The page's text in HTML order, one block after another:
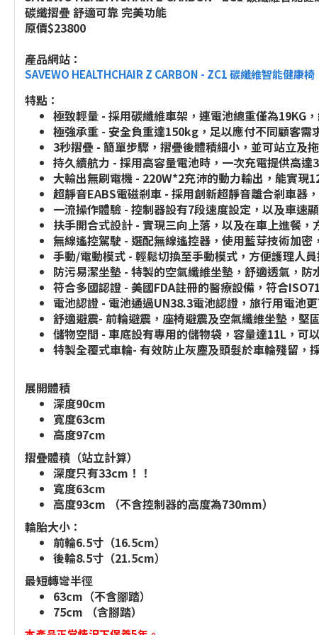
碳纖摺疊 舒適可靠 完美功能
原價$23800
產品網站：
SAVEWO HEALTHCHAIR Z CARBON - ZC1 碳纖維智能健康椅
特點：
極致輕量 - 採用碳纖維車架，連電池總重僅為19KG
極強承重 - 安全負重達150kg，足以應付不同顧客需
3秒摺疊 - 簡單步驟，摺疊後體積細小，並可站立及
持久續航力 - 採用高容量電池時，一次充電提供高達
大輸出無刷電機 - 220W*2充沛的動力輸出，能實現
超靜音EABS電磁剎車 - 採用創新超靜音離合剎車器
一流操作體驗 - 控制器設有7段速度設定，以及車速
扶手開合式設計 - 實現三向上落，以及在車上進餐，
無線遙控駕駛 - 選配無線遙控器，使用藍芽技術加密
手動/電動模式 - 輕鬆切換至手動模式，方便護理人員
防污易潔坐墊 - 特製的空氣纖維坐墊，舒適透氣，防
符合多國認證 - 美國FDA註冊的醫療設備，符合
電池認證 - 電池通過UN38.3電池認證，旅行用電池
舒適避震- 前輪避震，座椅避震及空氣纖維坐墊，堅
儲物空間 - 車底設有專用的儲物袋，容量達11L，可
特製全覆式車輪- 有效防止灰塵及頭髮於車輪殘留，
展開體積
深度90cm
寬度63cm
高度97cm
摺疊體積（站立計算）
深度只有33cm！！
寬度63cm
高度93cm （不含控制器的高度為730mm）
輪胎大小：
前輪6.5寸（16.5cm）
後輪8.5寸（21.5cm）
最短轉彎半徑
63cm（不含腳踏）
75cm （含腳踏）